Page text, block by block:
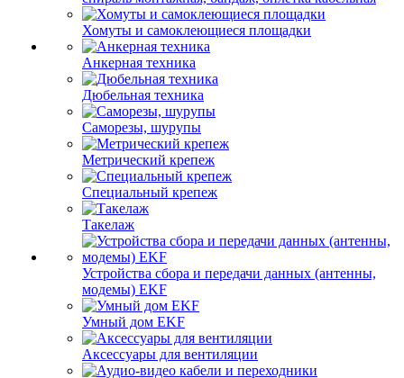
Хомуты и самоклеющиеся площадки
Анкерная техника
Дюбельная техника
Саморезы, шурупы
Метрический крепеж
Специальный крепеж
Такелаж
Устройства сбора и передачи данных (антенны,
модемы) EKF
Умный дом EKF
Аксессуары для вентиляции